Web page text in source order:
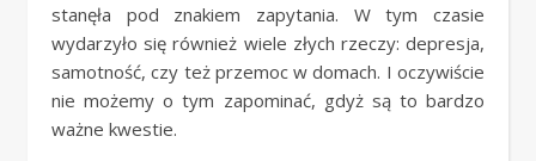
stanęła pod znakiem zapytania. W tym czasie
wydarzyło się również wiele złych rzeczy: depresja,
samotność, czy też przemoc w domach. I oczywiście
nie możemy o tym zapominać, gdyż są to bardzo
ważne kwestie.